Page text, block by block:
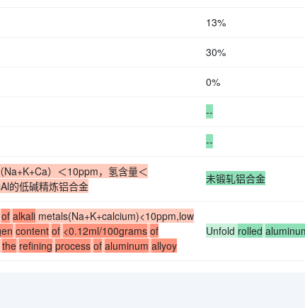
13%
30%
0%
--
--
Na+K+Ca）＜10ppm，氢含量＜
的低碱精炼铝合金
未锻轧铝合金
of alkali metals(Na+K+calcium)<10ppm,low
content of <0.12ml/100grams of
the refining process of aluminum allyoy
Unfold rolled